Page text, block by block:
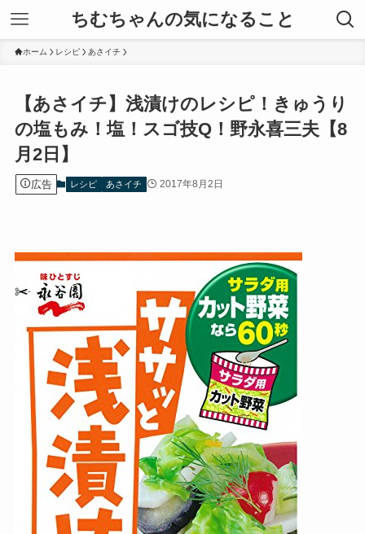
ちむちゃんの気になること
ホーム レシピ あさイチ
【あさイチ】浅漬けのレシピ！きゅうり
の塩もみ！塩！スゴ技Q！野永喜三夫【8
月2日】
広告 レシピ あさイチ 2017年8月2日